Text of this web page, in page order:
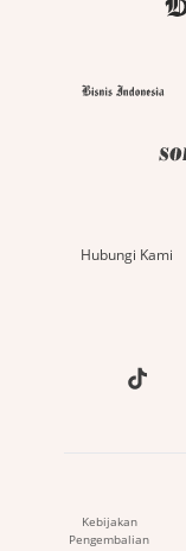
Hubungi Kami
Kebijakan
Pengembalian